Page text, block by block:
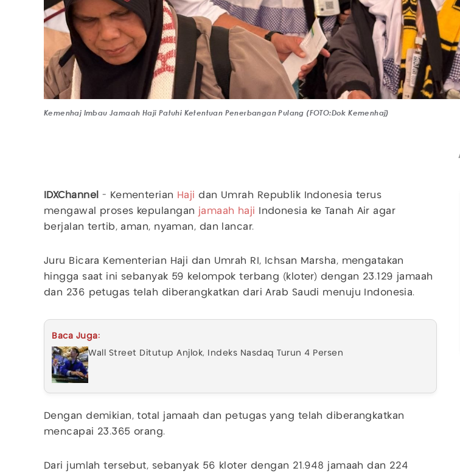
Kemenhaj Imbau Jamaah Haji Patuhi Ketentuan Penerbangan Pulang (FOTO:Dok Kemenhaj)
IDXChannel - Kementerian Haji dan Umrah Republik Indonesia terus
mengawal proses kepulangan jamaah haji
Indonesia ke Tanah Air agar
berjalan tertib, aman, nyaman, dan lancar.
Juru Bicara Kementerian Haji dan Umrah RI, Ichsan Marsha, mengatakan
hingga saat ini sebanyak 59 kelompok terbang (kloter) dengan 23.129 jamaah
dan 236 petugas telah diberangkatkan dari Arab Saudi menuju Indonesia.
Baca Juga:
Wall Street Ditutup Anjlok, Indeks Nasdaq Turun 4 Persen
Dengan demikian, total jamaah dan petugas yang telah diberangkatkan
mencapai 23.365 orang.
Dari jumlah tersebut, sebanyak 56 kloter dengan 21.948 jamaah dan 224